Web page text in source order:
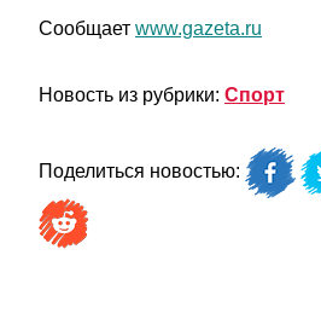
Сообщает www.gazeta.ru
Новость из рубрики: Спорт
Поделиться новостью: